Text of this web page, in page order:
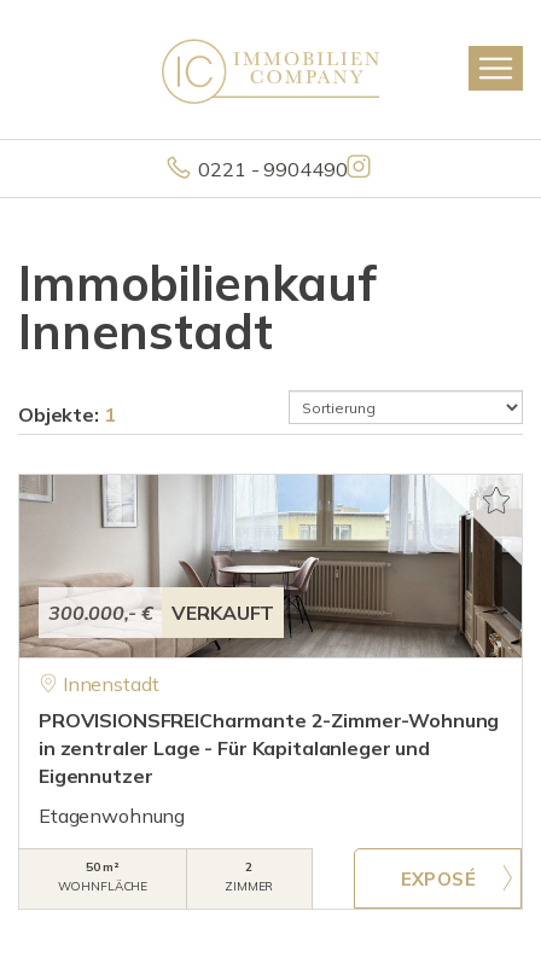
0221 - 9904490
Immobilienkauf
Innenstadt
Objekte: 1
300.000,- € VERKAUFT
Innenstadt
PROVISIONSFREICharmante 2-Zimmer-Wohnung
in zentraler Lage - Für Kapitalanleger und
Eigennutzer
Etagenwohnung
50 m²
WOHNFLÄCHE
2
ZIMMER